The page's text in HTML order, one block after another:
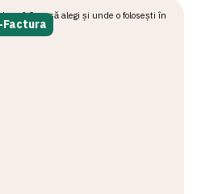
Factura